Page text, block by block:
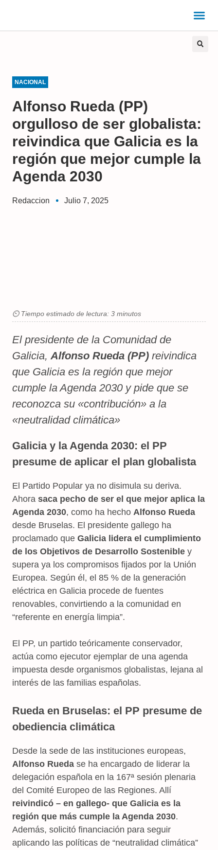
NACIONAL
Alfonso Rueda (PP)
orgulloso de ser globalista:
reivindica que Galicia es la
región que mejor cumple la
Agenda 2030
Redaccion Julio 7, 2025
⏲ Tiempo estimado de lectura: 3 minutos
El presidente de la Comunidad de
Galicia, Alfonso Rueda (PP) reivindica
que Galicia es la región que mejor
cumple la Agenda 2030 y pide que se
reconozca su «contribución» a la
«neutralidad climática»
Galicia y la Agenda 2030: el PP
presume de aplicar el plan globalista
El Partido Popular ya no disimula su deriva.
Ahora saca pecho de ser el que mejor aplica la
Agenda 2030, como ha hecho Alfonso Rueda
desde Bruselas. El presidente gallego ha
proclamado que Galicia lidera el cumplimiento
de los Objetivos de Desarrollo Sostenible y
supera ya los compromisos fijados por la Unión
Europea. Según él, el 85 % de la generación
eléctrica en Galicia procede de fuentes
renovables, convirtiendo a la comunidad en
“referente en energía limpia”.
El PP, un partido teóricamente conservador,
actúa como ejecutor ejemplar de una agenda
impuesta desde organismos globalistas, lejana al
interés de las familias españolas.
Rueda en Bruselas: el PP presume de
obediencia climática
Desde la sede de las instituciones europeas,
Alfonso Rueda se ha encargado de liderar la
delegación española en la 167ª sesión plenaria
del Comité Europeo de las Regiones. Allí
reivindicó – en gallego- que Galicia es la
región que más cumple la Agenda 2030.
Además, solicitó financiación para seguir
aplicando las políticas de “neutralidad climática”